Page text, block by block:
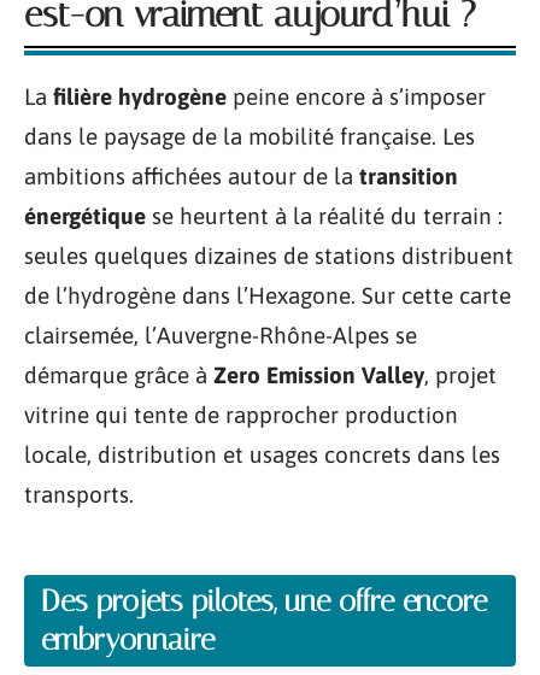
est-on vraiment aujourd’hui ?
La filière hydrogène peine encore à s’imposer
dans le paysage de la mobilité française. Les
ambitions affichées autour de la transition
énergétique se heurtent à la réalité du terrain :
seules quelques dizaines de stations distribuent
de l’hydrogène dans l’Hexagone. Sur cette carte
clairsemée, l’Auvergne-Rhône-Alpes se
démarque grâce à Zero Emission Valley, projet
vitrine qui tente de rapprocher production
locale, distribution et usages concrets dans les
transports.
Des projets pilotes, une offre encore
embryonnaire